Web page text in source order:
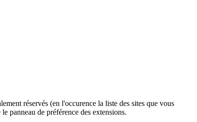
réservés (en l'occurence la liste des sites que vous
panneau de préférence des extensions.